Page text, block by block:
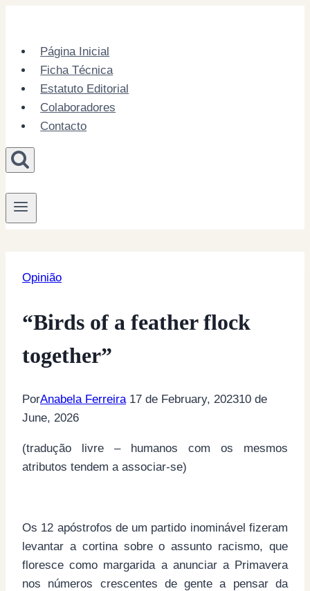
contentPágina Inicial
Ficha Técnica
Estatuto Editorial
Colaboradores
Contacto
Opinião
“Birds of a feather flock
together”
PorAnabela Ferreira 17 de February, 202310 de
June, 2026
(tradução livre – humanos com os mesmos
atributos tendem a associar-se)
Os 12 apóstrofos de um partido inominável fizeram
levantar a cortina sobre o assunto racismo, que
floresce como margarida a anunciar a Primavera
nos números crescentes de gente a pensar da